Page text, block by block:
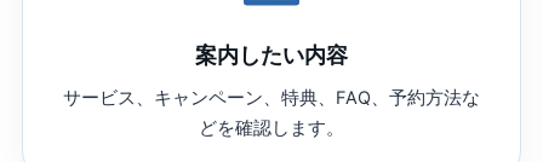
案内したい内容
サービス、キャンペーン、特典、FAQ、予約方法な
どを確認します。